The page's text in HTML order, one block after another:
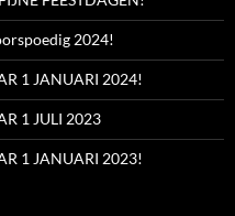
2024!
1 JANUARI 2024!
1 JULI 2023
1 JANUARI 2023!